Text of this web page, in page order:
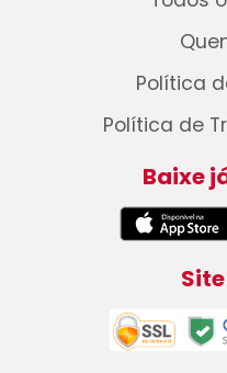
Política
Política de
Baixe